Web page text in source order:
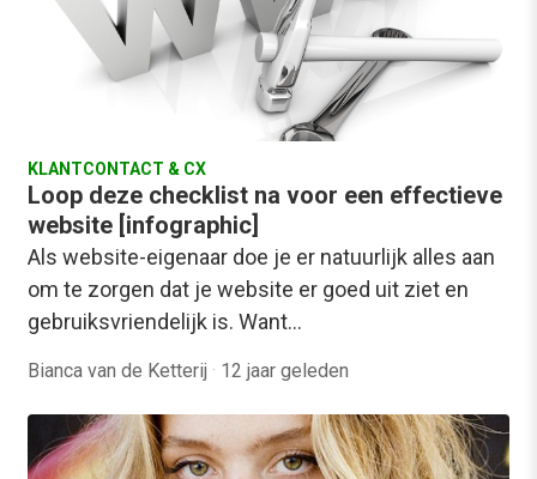
KLANTCONTACT & CX
Loop deze checklist na voor een effectieve
website [infographic]
Als website-eigenaar doe je er natuurlijk alles aan
om te zorgen dat je website er goed uit ziet en
gebruiksvriendelijk is. Want…
Bianca van de Ketterij · 12 jaar geleden